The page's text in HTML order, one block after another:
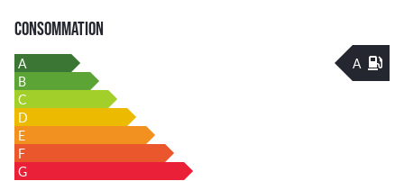
CONSOMMATION
A
A
B
C
D
E
F
G